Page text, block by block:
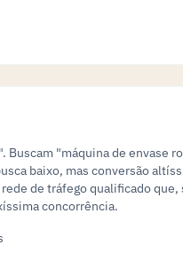
"máquina de envase
baixo, mas conversão
de tráfego qualificado
concorrência.